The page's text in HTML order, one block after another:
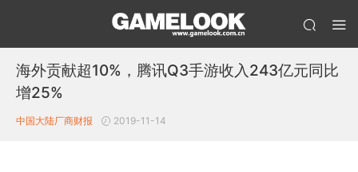
海外贡献超10%，腾讯Q3手游收入243亿元同比
增25%
中国大陆厂商财报 2019-11-14